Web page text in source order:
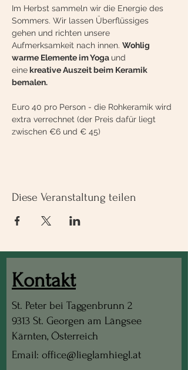
Im Herbst sammeln wir die Energie des
Sommers. Wir lassen Überflüssiges
gehen und richten unsere
Aufmerksamkeit nach innen. Wohlig
warme Elemente im Yoga und
eine kreative Auszeit beim Keramik
bemalen.
Euro 40 pro Person - die Rohkeramik wird
extra verrechnet (der Preis dafür liegt
zwischen €6 und € 45)
Diese Veranstaltung teilen
Kontakt
St. Peter bei Taggenbrunn 2
9313 St. Georgen am Längsee
Kärnten, Österreich
Email: office@lieglamhiegl.at